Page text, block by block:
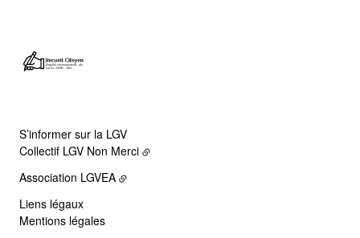
S’informer sur la LGV
Collectif LGV Non Merci
Association LGVEA
Liens légaux
Mentions légales